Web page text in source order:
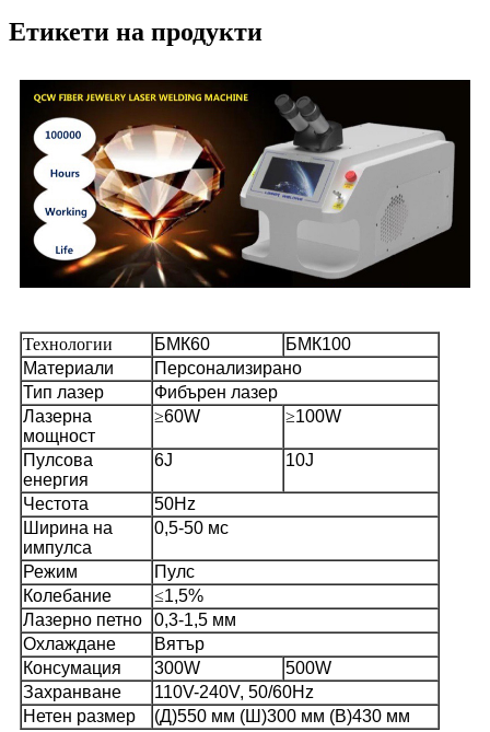
Етикети на продукти
Технологии БМК60
БМК100
Материали
Персонализирано
Тип лазер
Фибърен лазер
Лазерна
мощност
≥60W ≥100W
Пулсова
енергия
6J 10J
Честота
50Hz
Ширина на
импулса
0,5-50 мс
Режим
Пулс
Колебание
≤1,5%
Лазерно петно
0,3-1,5 мм
Охлаждане
Вятър
Консумация
300W
500W
Захранване
110V-240V, 50/60Hz
Нетен размер
(Д)550 мм (Ш)300 мм (В)430 мм